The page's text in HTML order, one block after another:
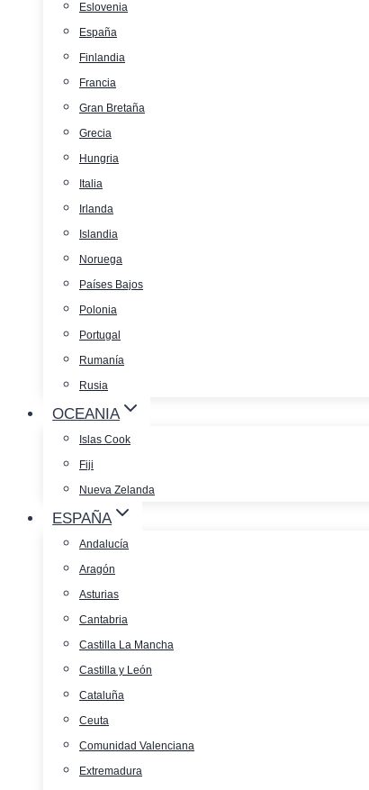
Eslovenia
España
Finlandia
Francia
Gran Bretaña
Grecia
Hungria
Italia
Irlanda
Islandia
Noruega
Países Bajos
Polonia
Portugal
Rumanía
Rusia
OCEANIA
Islas Cook
Fiji
Nueva Zelanda
ESPAÑA
Andalucía
Aragón
Asturias
Cantabria
Castilla La Mancha
Castilla y León
Cataluña
Ceuta
Comunidad Valenciana
Extremadura